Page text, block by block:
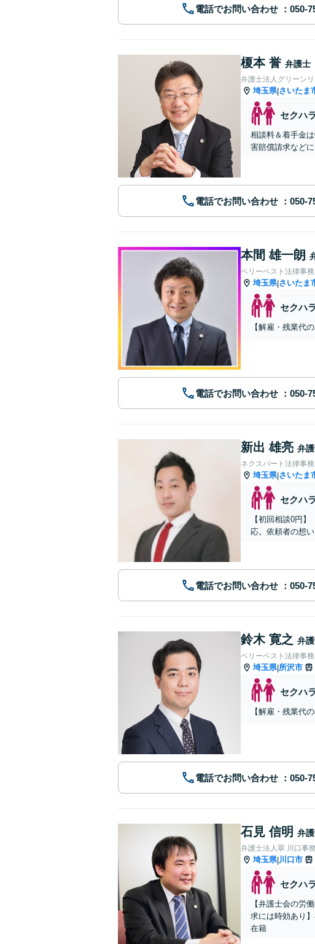
電話でお問い合わせ
榎本 誉 弁護士
弁護士法人グリーン
埼玉県|さいたま
セクハ
相談料＆着手金
害賠償請求など
電話でお問い合わせ
本間 雄一朗
ベリーベスト法律事
埼玉県|さいたま
セクハ
【解雇・残業代
電話でお問い合わせ
新出 雄亮 弁
ネクスパート法律事
埼玉県|さいたま
セクハ
【初回相談0円
応。依頼者の想
電話でお問い合わせ
鈴木 寛之 弁
ベリーベスト法律事
埼玉県|所沢市
セクハ
【解雇・残業代
電話でお問い合わせ
石見 信明 弁
弁護士法人翠 川口事
埼玉県|川口市
セクハ
【弁護士会の労
求には時効あり
在籍